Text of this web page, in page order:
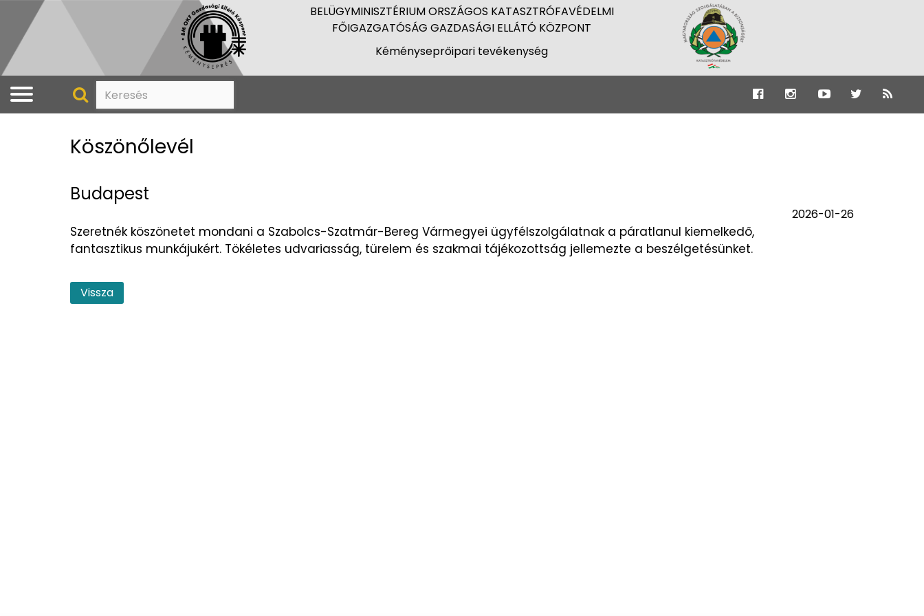
BELÜGYMINISZTÉRIUM ORSZÁGOS KATASZTRÓFAVÉDELMI
FŐIGAZGATÓSÁG GAZDASÁGI ELLÁTÓ KÖZPONT
Kéményseprőipari tevékenység
Köszönőlevél
Budapest
2026-01-26
Szeretnék köszönetet mondani a Szabolcs-Szatmár-Bereg Vármegyei ügyfélszolgálatnak a páratlanul kiemelkedő,
fantasztikus munkájukért. Tökéletes udvariasság, türelem és szakmai tájékozottság jellemezte a beszélgetésünket.
Vissza